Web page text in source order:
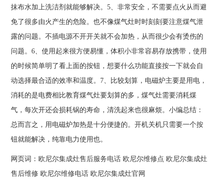
抹布水加上洗洁剂就能够解决。5、非常安全，不需要点火从而避
免了很多由火产生的危险。也不像煤气灶时时刻刻要注意煤气泄
露的问题。不插电源不开开关就不会加热，从而很少会有烫伤的
问题。6、使用起来很方便易懂，体积小非常容易存放携带，使用
的时候简单明了看上面的按钮，想要什么功能直接按一下就会自
动选择最合适的效率和温度。7、比较划算，电磁炉主要是用电，
消耗的是电费相比教育煤气灶要划算的多，煤气灶需要消耗煤
气，每次开还会损耗锅的寿命，清洗起来也很麻烦。小编总结：
总而言之，用电磁炉加热是十分便捷的。开机关机只需要一个按
钮就能解决，纯靠电力使用也。
网页词： 欧尼尔集成灶售后服务电话 欧尼尔维修点 欧尼尔集成灶
售后维修 欧尼尔维修电话 欧尼尔集成灶官网